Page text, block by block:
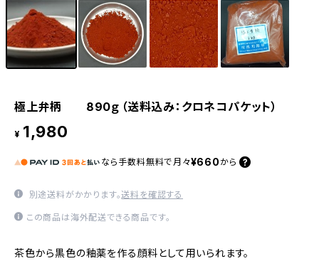
極上弁柄 890ｇ（送料込み：クロネコパケット）
¥ 1,980
なら 手数料無料で 月々¥660 から
別途送料がかかります。送料を確認する
この商品は海外配送できる商品です。
茶色から黒色の釉薬を作る顔料として用いられます。